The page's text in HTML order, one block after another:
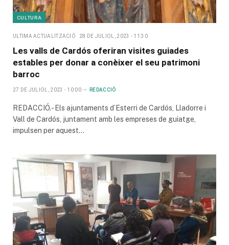
CULTURA
ULTIMA ACTUALITZACIÓ 28 DE JULIOL, 2023 - 11:30
Les valls de Cardós oferiran visites guiades
estables per donar a conèixer el seu patrimoni
barroc
27 DE JULIOL, 2023 - 10:00 REDACCIÓ
REDACCIÓ.- Els ajuntaments d’Esterri de Cardós, Lladorre i
Vall de Cardós, juntament amb les empreses de guiatge,
impulsen per aquest…